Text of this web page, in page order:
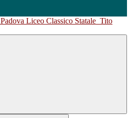
Liceo Classico Statale Tito